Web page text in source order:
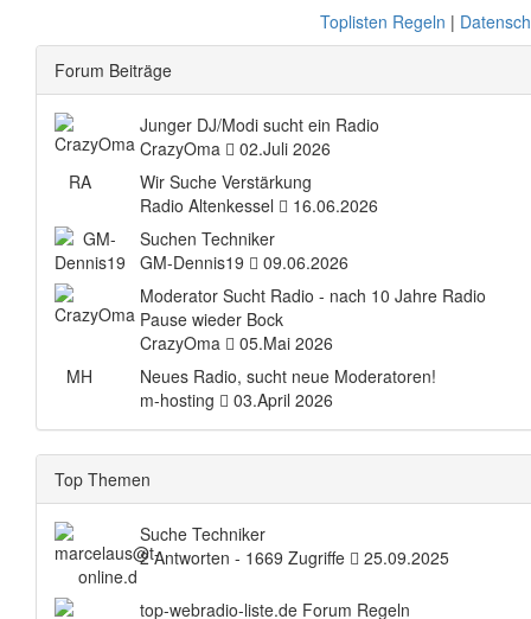
Toplisten Regeln |
Forum Beiträge
Junger DJ/Modi sucht ein Radio
CrazyOma
02.Juli 2026
RA
Wir Suche Verstärkung
Radio Altenkessel
16.06.2026
Suchen Techniker
GM-Dennis19
09.06.2026
Moderator Sucht Radio - nach 10 Jahre Radio
Pause wieder Bock
CrazyOma
05.Mai 2026
MH
Neues Radio, sucht neue Moderatoren!
m-hosting
03.April 2026
Top Themen
Suche Techniker
2 Antworten - 1669 Zugriffe
25.09.2025
top-webradio-liste.de Forum Regeln